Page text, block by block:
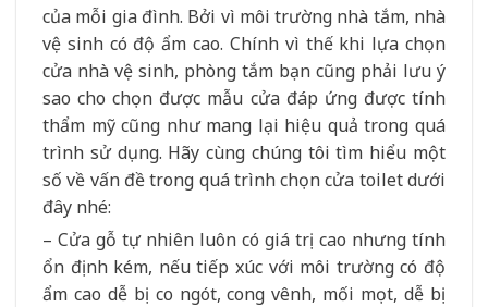
của mỗi gia đình. Bởi vì môi trường nhà tắm, nhà
vệ sinh có độ ẩm cao. Chính vì thế khi lựa chọn
cửa nhà vệ sinh, phòng tắm bạn cũng phải lưu ý
sao cho chọn được mẫu cửa đáp ứng được tính
thẩm mỹ cũng như mang lại hiệu quả trong quá
trình sử dụng. Hãy cùng chúng tôi tìm hiểu một
số về vấn đề trong quá trình chọn cửa toilet dưới
đây nhé:
– Cửa gỗ tự nhiên luôn có giá trị cao nhưng tính
ổn định kém, nếu tiếp xúc với môi trường có độ
ẩm cao dễ bị co ngót, cong vênh, mối mọt, dễ bị